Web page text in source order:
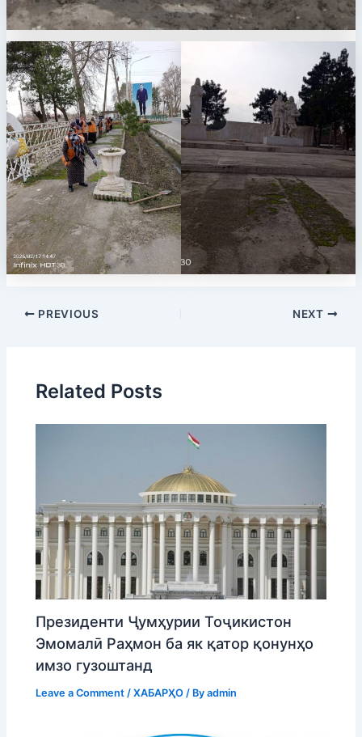
PREVIOUS NEXT
Related Posts
Президенти Ҷумҳурии Тоҷикистон
Эмомалӣ Раҳмон ба як қатор қонунҳо
имзо гузоштанд
Leave a Comment /ХАБАРҲО / Byadmin